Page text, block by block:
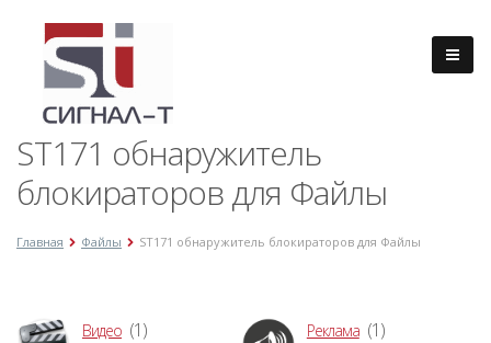
ST171 обнаружитель
блокираторов для Файлы
Главная Файлы ST171 обнаружитель блокираторов для Файлы
Видео (1) Реклама (1)